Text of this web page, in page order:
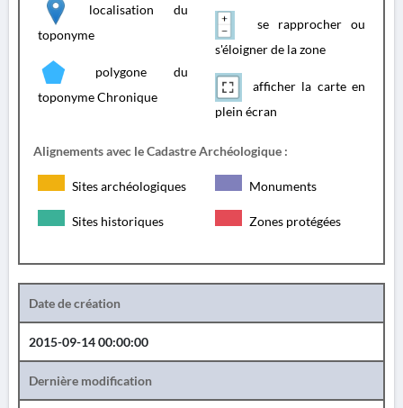
localisation du
toponyme
polygone du
toponyme Chronique
se rapprocher ou
s'éloigner de la zone
afficher la carte en
plein écran
Alignements avec le Cadastre Archéologique :
Sites archéologiques Monuments
Sites historiques Zones protégées
Date de création
2015-09-14 00:00:00
Dernière modification